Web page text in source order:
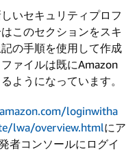
いセキュリティプロフ
このセクションをスキ
の手順を使用して作成
ァイルは既にAmazon
ようになっています。
loginwitha
lwa/overview.htmlにア
者コンソールにログイ